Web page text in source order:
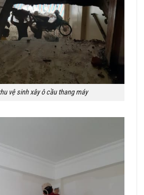
vệ sinh xây ô cầu thang máy